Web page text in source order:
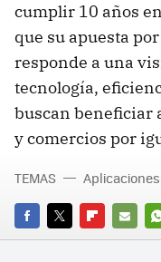
cumplir 10 años
que su apuesta
responde a una
tecnología,
buscan beneficiar
y comercios por
FACEBOOK
TWITTERFLIPBOARD
E-
TEMAS Aplicaciones